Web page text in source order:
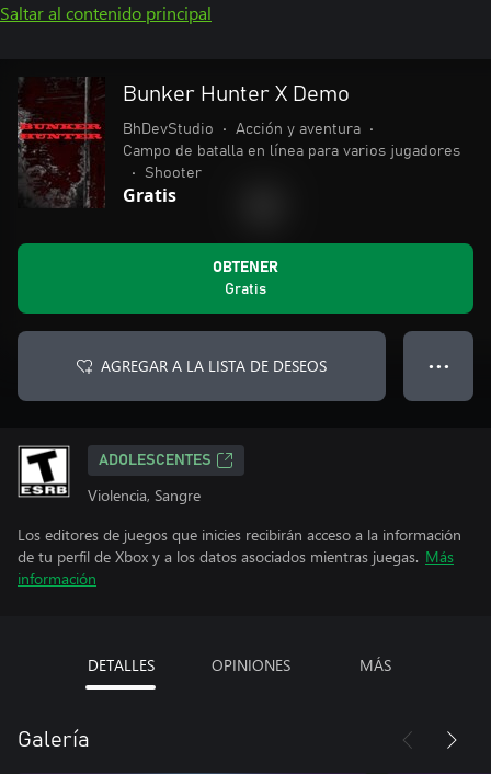
Saltar al contenido principal
Bunker Hunter X Demo
BhDevStudio • Acción y aventura
•
Campo de batalla en línea para varios jugadores
•
Shooter
Gratis
OBTENER
Gratis
AGREGAR A LA LISTA DE DESEOS ● ● ●
ADOLESCENTES
Violencia, Sangre
Los editores de juegos que inicies recibirán acceso a la información
de tu perfil de Xbox y a los datos asociados mientras juegas. Más
información
DETALLES OPINIONES MÁS
Galería